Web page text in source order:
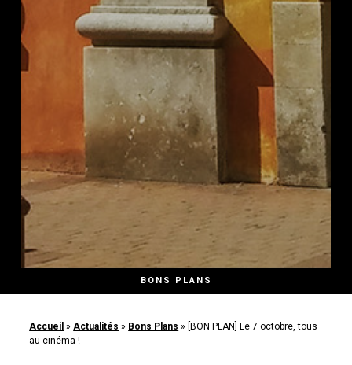
BONS PLANS
Accueil »Actualités » Bons Plans »
[BON PLAN] Le 7 octobre, tous
au cinéma !